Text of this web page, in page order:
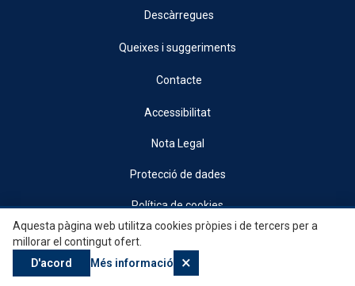
Descàrregues
Queixes i suggeriments
Contacte
Accessibilitat
Nota Legal
Protecció de dades
Política de cookies
© 2026, Generalitat • Conselleria d’Indústria, Turisme, Innovació i Comerç •
Institut Valencià de Competitivitat Empresarial
Aquesta pàgina web utilitza cookies pròpies i de tercers per a
millorar el contingut ofert.
D'acord
Més informació ×